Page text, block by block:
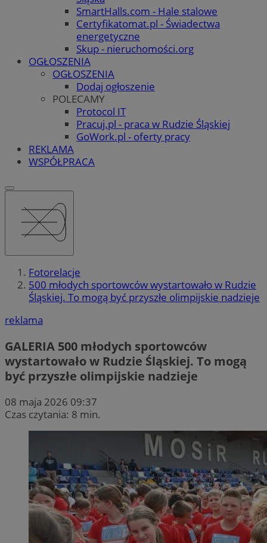
SmartHalls.com - Hale stalowe
Certyfikatomat.pl - Świadectwa
energetyczne
Skup - nieruchomości.org
OGŁOSZENIA
OGŁOSZENIA
Dodaj ogłoszenie
POLECAMY
Protocol IT
Pracuj.pl - praca w Rudzie Śląskiej
GoWork.pl - oferty pracy
REKLAMA
WSPÓŁPRACA
Fotorelacje
500 młodych sportowców wystartowało w Rudzie
Śląskiej. To mogą być przyszłe olimpijskie nadzieje
reklama
GALERIA 500 młodych sportowców
wystartowało w Rudzie Śląskiej. To mogą
być przyszłe olimpijskie nadzieje
08 maja 2026 09:37
Czas czytania: 8 min.